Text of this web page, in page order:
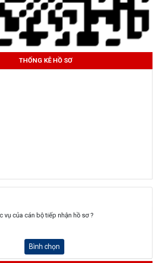
THỐNG KÊ HỒ SƠ
vụ của cán bộ tiếp nhận hồ sơ ?
Bình chọn